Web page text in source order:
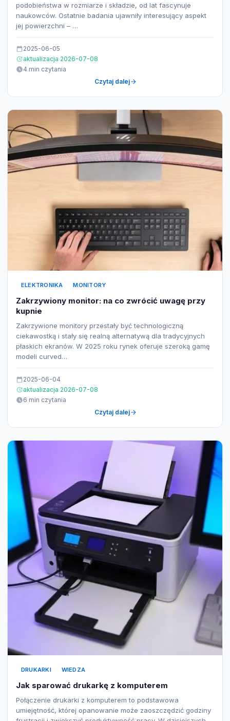
podobieństwa w rozmiarze i składzie, od lat fascynuje
naukowców. Ostatnie badania ujawniły interesujący aspekt
jej powierzchni – …
2025-06-05
aktualizacja 2026-07-08
4 min czytania
Czytaj dalej
ELEKTRONIKA MONITORY
Zakrzywiony monitor: na co zwrócić uwagę przy
kupnie
Zakrzywione monitory przestały być technologiczną
ciekawostką i stały się realną alternatywą dla tradycyjnych
płaskich ekranów. W 2025 roku rynek oferuje szeroką gamę
modeli curved…
2025-06-04
aktualizacja 2026-07-08
6 min czytania
Czytaj dalej
DRUKARKI WIEDZA
Jak sparować drukarkę z komputerem
Połączenie drukarki z komputerem to podstawowa
umiejętność, której opanowanie może zaoszczędzić godziny